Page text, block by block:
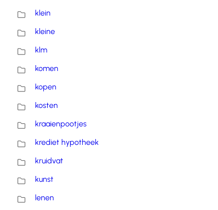
klein
kleine
klm
komen
kopen
kosten
kraaienpootjes
krediet hypotheek
kruidvat
kunst
lenen